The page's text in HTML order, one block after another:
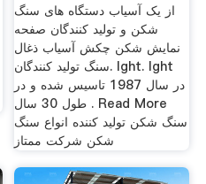
از یک آسیاب دستگاه های سنگ
شکن و تولید کنندگان صفحه
نمایش شکن چکش آسیاب ذغال
سنگ تولید کنندگان. lght. lght
در سال 1987 تاسیس شده و در
طول 30 سال . Read More
سنگ شکن تولید کننده انواع سنگ
شکن شرکت ممتاز